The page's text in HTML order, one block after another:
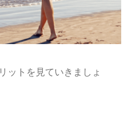
ットを見ていきましょ